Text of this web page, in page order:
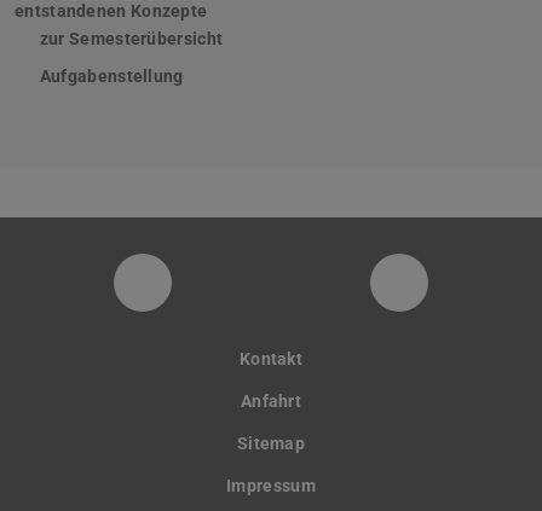
entstandenen Konzepte
zur Semesterübersicht
Aufgabenstellung
Instagram-Seite der Fachgruppe
LinkedIn-
Kontakt
Anfahrt
Sitemap
Impressum